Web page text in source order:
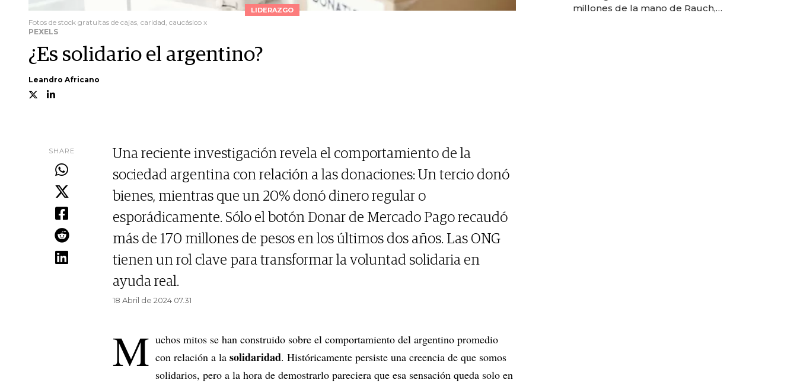
LIDERAZGO
Fotos de stock gratuitas de cajas, caridad, caucásico x
PEXELS
¿Es solidario el argentino?
Leandro Africano
SHARE
Una reciente investigación revela el comportamiento de la
sociedad argentina con relación a las donaciones: Un tercio donó
bienes, mientras que un 20% donó dinero regular o
esporádicamente. Sólo el botón Donar de Mercado Pago recaudó
más de 170 millones de pesos en los últimos dos años. Las ONG
tienen un rol clave para transformar la voluntad solidaria en
ayuda real.
18 Abril de 2024 07.31
M uchos mitos se han construido sobre el comportamiento del argentino promedio
con relación a la solidaridad. Históricamente persiste una creencia de que somos
solidarios, pero a la hora de demostrarlo pareciera que esa sensación queda solo en
millones de la mano de Rauch,